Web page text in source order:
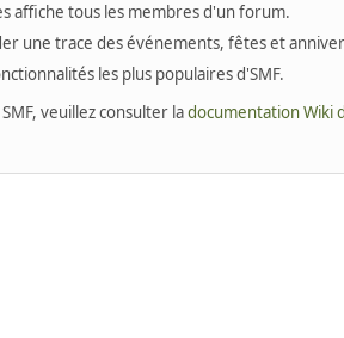
affiche tous les membres d'un forum.
une trace des événements, fêtes et
les plus populaires d'SMF.
veuillez consulter ladocumentation Wiki